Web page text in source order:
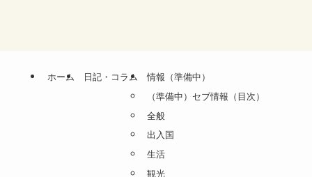
ホーム 日記・コラム
情報（準備中）
（準備中）セブ情報（目次）
全般
出入国
生活
観光